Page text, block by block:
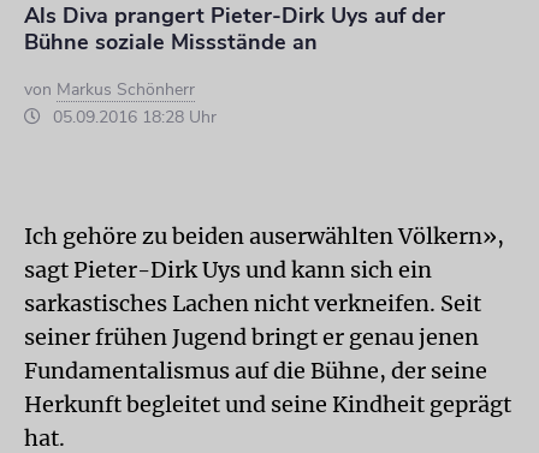
Als Diva prangert Pieter-Dirk Uys auf der
Bühne soziale Missstände an
von Markus Schönherr
05.09.2016 18:28 Uhr
Ich gehöre zu beiden auserwählten Völkern»,
sagt Pieter-Dirk Uys und kann sich ein
sarkastisches Lachen nicht verkneifen. Seit
seiner frühen Jugend bringt er genau jenen
Fundamentalismus auf die Bühne, der seine
Herkunft begleitet und seine Kindheit geprägt
hat.